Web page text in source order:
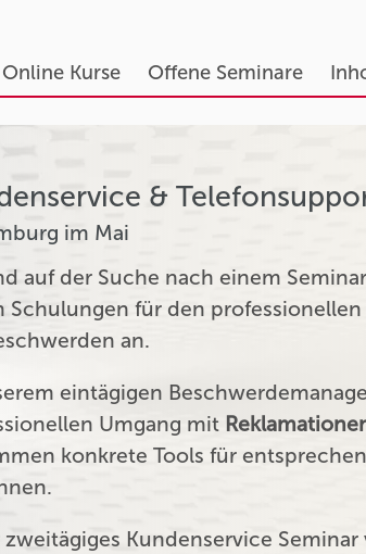
Online Kurse Offene Seminare
&
im Mai
auf der Suche nach einem
Schulungen für den
an.
eintägigen
Umgang mit
konkrete Tools für
zweitägiges Kundenservice